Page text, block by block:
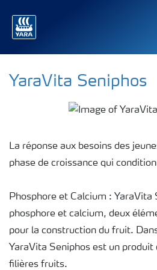
YaraVita Seniphos
La réponse aux besoins des
phase de croissance qui
Phosphore et Calcium : YaraVita
phosphore et calcium, deux
pour la construction du fruit.
YaraVita Seniphos est un
filières fruits.